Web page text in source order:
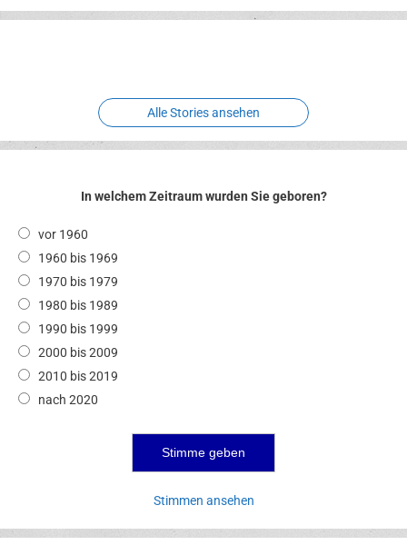
Erlebnispark
Verbotene
Alle Stories ansehen
In welchem Zeitraum wurden Sie geboren?
vor 1960
1960 bis 1969
1970 bis 1979
1980 bis 1989
1990 bis 1999
2000 bis 2009
2010 bis 2019
nach 2020
Stimmen ansehen